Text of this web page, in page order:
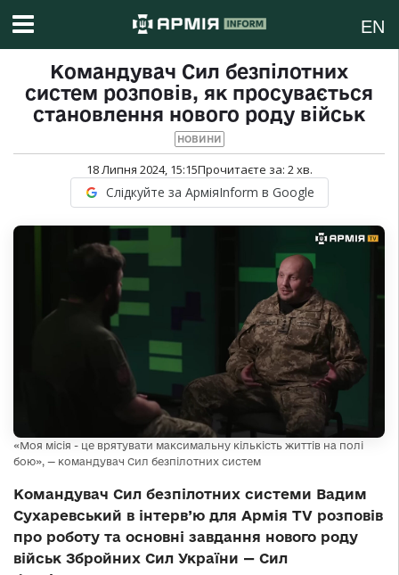
EN
Командувач Сил безпілотних
систем розповів, як просувається
становлення нового роду військ
НОВИНИ
18 Липня 2024, 15:15Прочитаєте за: 2хв.
Слідкуйте за АрміяInform в Google
«Моя місія - це врятувати максимальну кількість життів на полі
бою», — командувач Сил безпілотних систем
Командувач Сил безпілотних системи Вадим
Сухаревський в інтерв’ю для Армія TV розповів
про роботу та основні завдання нового роду
військ Збройних Сил України — Сил